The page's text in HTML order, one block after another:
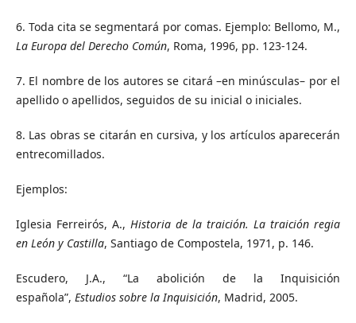
6. Toda cita se segmentará por comas. Ejemplo: Bellomo, M.,
La Europa del Derecho Común, Roma, 1996, pp. 123-124.
7. El nombre de los autores se citará –en minúsculas– por el
apellido o apellidos, seguidos de su inicial o iniciales.
8. Las obras se citarán en cursiva, y los artículos aparecerán
entrecomillados.
Ejemplos:
Iglesia Ferreirós, A., Historia de la traición. La traición regia
en León y Castilla, Santiago de Compostela, 1971, p. 146.
Escudero, J.A., “La abolición de la Inquisición
española”, Estudios sobre la Inquisición, Madrid, 2005.